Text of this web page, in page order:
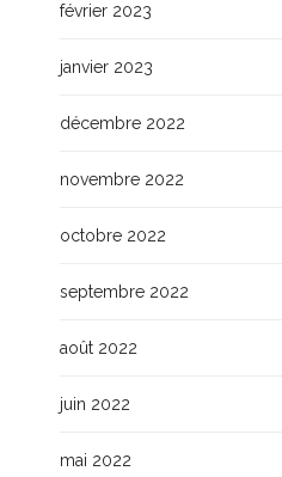
février 2023
janvier 2023
décembre 2022
novembre 2022
octobre 2022
septembre 2022
août 2022
juin 2022
mai 2022